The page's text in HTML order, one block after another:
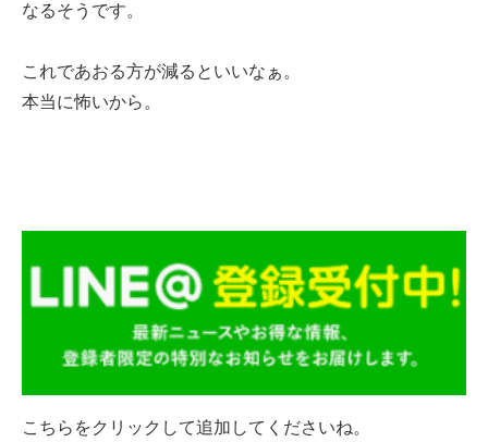
なるそうです。
これであおる方が減るといいなぁ。
本当に怖いから。
こちらをクリックして追加してくださいね。